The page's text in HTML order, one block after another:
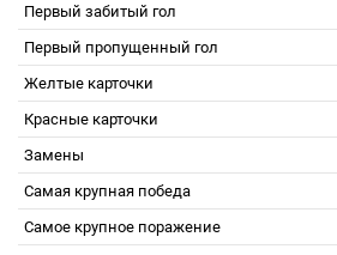
Первый забитый гол
Первый пропущенный гол
Желтые карточки
Красные карточки
Замены
Самая крупная победа
Самое крупное поражение